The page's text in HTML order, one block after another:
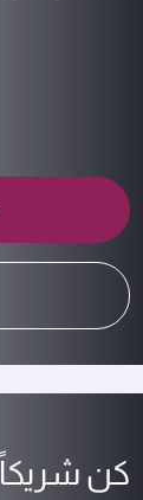
كن شريكاً